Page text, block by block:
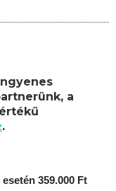
a
.
359.000 Ft